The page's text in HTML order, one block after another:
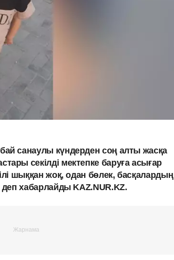
санаулы күндерден соң алты жасқа
секілді мектепке баруға асығар
шыққан жоқ, одан бөлек, басқалардың
деп хабарлайды KAZ.NUR.KZ.